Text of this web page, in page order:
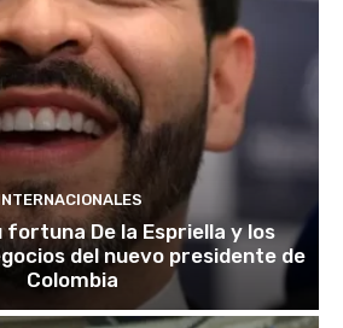
fortuna De la Espriella y los
del nuevo presidente de
Colombia